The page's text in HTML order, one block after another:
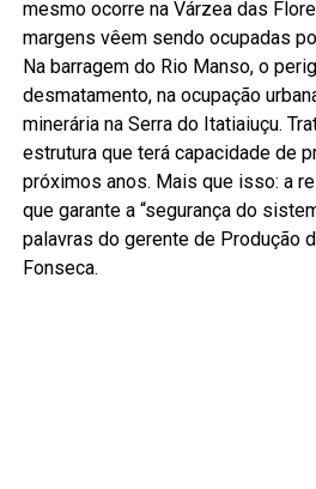
mesmo ocorre na Várzea das
margens vêem sendo ocupadas
Na barragem do Rio Manso, o
desmatamento, na ocupação
minerária na Serra do Itatiaiuçu.
estrutura que terá capacidade de
próximos anos. Mais que isso: a
que garante a “segurança do
palavras do gerente de Produção
Fonseca.